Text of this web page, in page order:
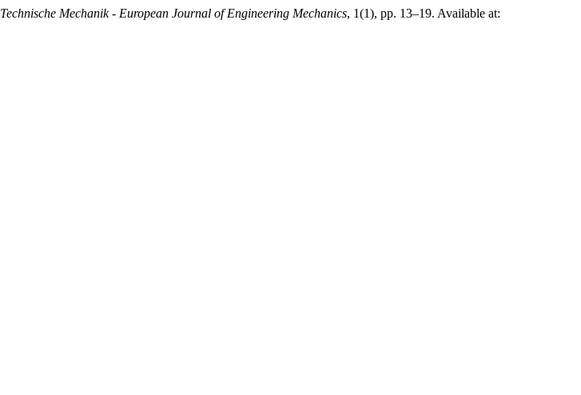
Technische Mechanik - European Journal of Engineering Mechanics, 1(1), pp. 13–19. Available at: